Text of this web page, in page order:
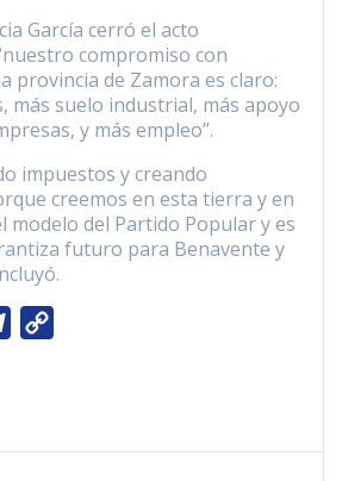
García cerró el acto
compromiso con
provincia de Zamora es claro:
más suelo industrial, más apoyo
y más empleo”.
impuestos y creando
creemos en esta tierra y en
modelo del Partido Popular y es
futuro para Benavente y
g
L